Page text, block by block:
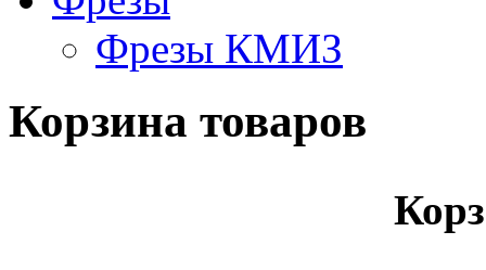
Фрезы КМИЗ
Корзина товаров